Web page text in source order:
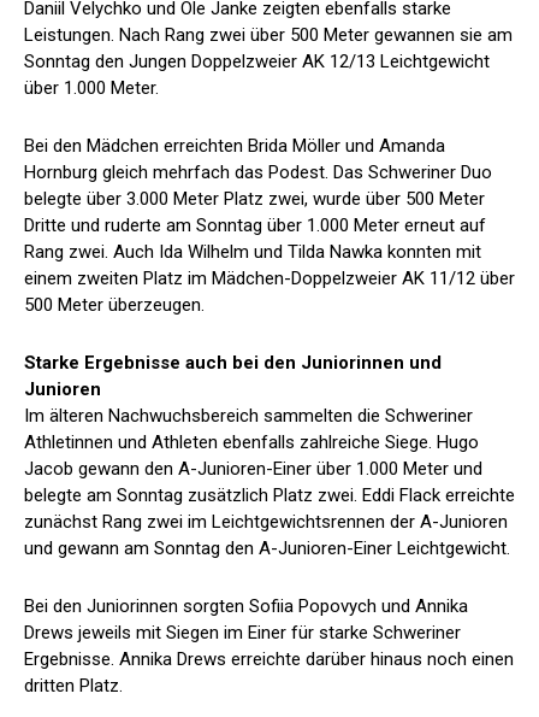
Daniil Velychko und Ole Janke zeigten ebenfalls starke
Leistungen. Nach Rang zwei über 500 Meter gewannen sie am
Sonntag den Jungen Doppelzweier AK 12/13 Leichtgewicht
über 1.000 Meter.
Bei den Mädchen erreichten Brida Möller und Amanda
Hornburg gleich mehrfach das Podest. Das Schweriner Duo
belegte über 3.000 Meter Platz zwei, wurde über 500 Meter
Dritte und ruderte am Sonntag über 1.000 Meter erneut auf
Rang zwei. Auch Ida Wilhelm und Tilda Nawka konnten mit
einem zweiten Platz im Mädchen-Doppelzweier AK 11/12 über
500 Meter überzeugen.
Starke Ergebnisse auch bei den Juniorinnen und
Junioren
Im älteren Nachwuchsbereich sammelten die Schweriner
Athletinnen und Athleten ebenfalls zahlreiche Siege. Hugo
Jacob gewann den A-Junioren-Einer über 1.000 Meter und
belegte am Sonntag zusätzlich Platz zwei. Eddi Flack erreichte
zunächst Rang zwei im Leichtgewichtsrennen der A-Junioren
und gewann am Sonntag den A-Junioren-Einer Leichtgewicht.
Bei den Juniorinnen sorgten Sofiia Popovych und Annika
Drews jeweils mit Siegen im Einer für starke Schweriner
Ergebnisse. Annika Drews erreichte darüber hinaus noch einen
dritten Platz.